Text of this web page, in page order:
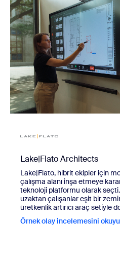
Lake|Flato Architects
Lake|Flato, hibrit ekipler için
çalışma alanı inşa etmeye
teknoloji platformu olarak
uzaktan çalışanlar eşit bir
üretkenlik artırıcı araç setiyle
Örnek olay incelemesini